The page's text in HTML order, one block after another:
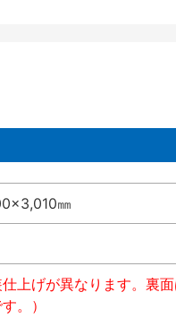
㎜
仕上げが異なります。裏
。）